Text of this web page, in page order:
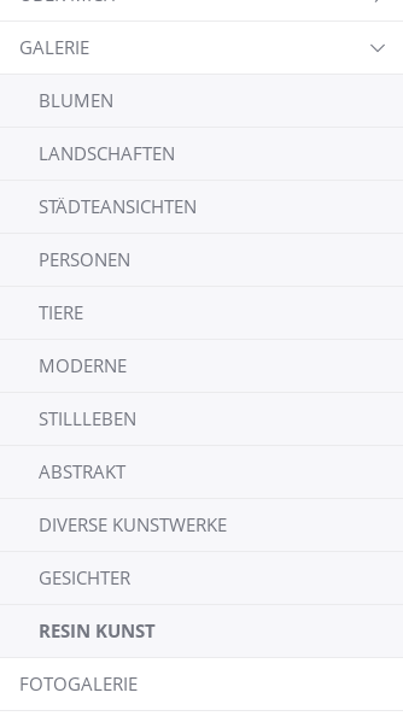
GALERIE
BLUMEN
LANDSCHAFTEN
STÄDTEANSICHTEN
PERSONEN
TIERE
MODERNE
STILLLEBEN
ABSTRAKT
DIVERSE KUNSTWERKE
GESICHTER
RESIN KUNST
FOTOGALERIE